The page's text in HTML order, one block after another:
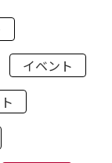
イベント